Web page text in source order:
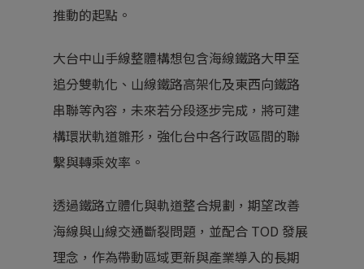
推動的起點。
大台中山手線整體構想包含海線鐵路大甲至
追分雙軌化、山線鐵路高架化及東西向鐵路
串聯等內容，未來若分段逐步完成，將可建
構環狀軌道雛形，強化台中各行政區間的聯
繫與轉乘效率。
透過鐵路立體化與軌道整合規劃，期望改善
海線與山線交通斷裂問題，並配合 TOD 發展
理念，作為帶動區域更新與產業導入的長期